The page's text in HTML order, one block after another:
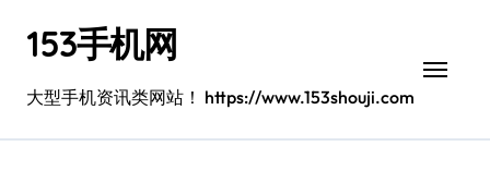
153手机网
大型手机资讯类网站！ https://www.153shouji.com